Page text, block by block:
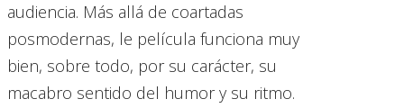
audiencia. Más allá de coartadas
posmodernas, le película funciona muy
bien, sobre todo, por su carácter, su
macabro sentido del humor y su ritmo.